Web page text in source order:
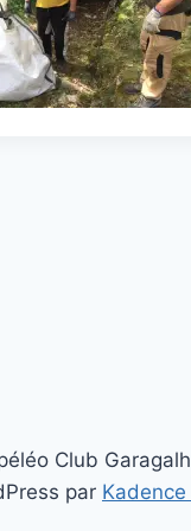
Club
par Kadence